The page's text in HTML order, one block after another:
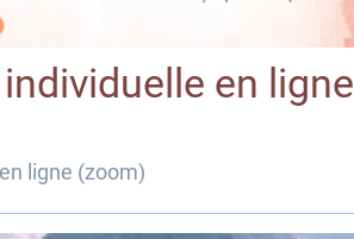
en ligne
ligne (zoom)